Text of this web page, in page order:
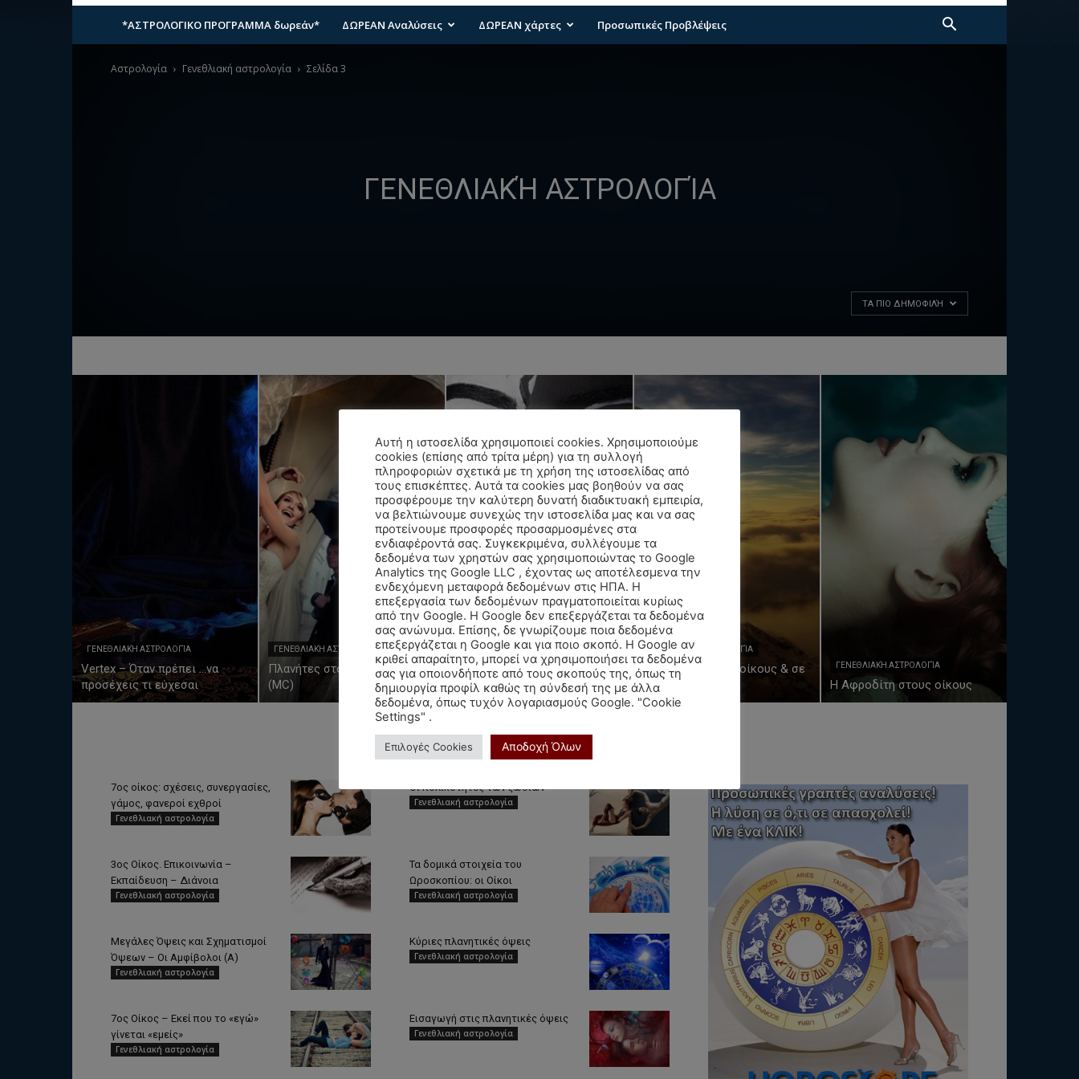
*ΑΣΤΡΟΛΟΓΙΚΟ ΠΡΟΓΡΑΜΜΑ δωρεάν* ΔΩΡΕΑΝ Αναλύσεις ΔΩΡΕΑΝ χάρτες Προσωπικές Προβλέψεις
Αστρολογία Γενεθλιακή αστρολογία Σελίδα 3
ΓΕΝΕΘΛΙΑΚΉ ΑΣΤΡΟΛΟΓΊΑ
ΤΑ ΠΙΟ ΔΗΜΟΦΙΛΉ
ΓΕΝΕΘΛΙΑΚΉ ΑΣΤΡΟΛΟΓΊΑ
Vertex – Όταν πρέπει …να
προσέχεις τι εύχεσαι
ΓΕΝΕΘΛΙΑΚΉ ΑΣΤΡΟΛΟΓΊΑ
Πλανήτες στο Μεσουράνημα
(MC)
ΓΕΝΕΘΛΙΑΚΉ ΑΣΤΡΟΛΟΓΊΑ
8ος Οίκος – Σεξ – Θάνατος –
Αναγέννηση
ΓΕΝΕΘΛΙΑΚΉ ΑΣΤΡΟΛΟΓΊΑ
Ceres στα ζώδια, οίκους & σε
όψεις
ΓΕΝΕΘΛΙΑΚΉ ΑΣΤΡΟΛΟΓΊΑ
Η Αφροδίτη στους οίκους
7ος οίκος: σχέσεις, συνεργασίες,
γάμος, φανεροί εχθροί
Γενεθλιακή αστρολογία
Οι πολικότητες των ζωδίων
Γενεθλιακή αστρολογία
3ος Οίκος. Επικοινωνία –
Εκπαίδευση – Διάνοια
Γενεθλιακή αστρολογία
Τα δομικά στοιχεία του
Ωροσκοπίου: οι Οίκοι
Γενεθλιακή αστρολογία
Μεγάλες Όψεις και Σχηματισμοί
Όψεων – Οι Αμφίβολοι (Α)
Γενεθλιακή αστρολογία
Κύριες πλανητικές όψεις
Γενεθλιακή αστρολογία
7ος Οίκος – Εκεί που το «εγώ»
γίνεται «εμείς»
Γενεθλιακή αστρολογία
Εισαγωγή στις πλανητικές όψεις
Γενεθλιακή αστρολογία
Αυτή η ιστοσελίδα χρησιμοποιεί cookies. Χρησιμοποιούμε
cookies (επίσης από τρίτα μέρη) για τη συλλογή
πληροφοριών σχετικά με τη χρήση της ιστοσελίδας από
τους επισκέπτες. Αυτά τα cookies μας βοηθούν να σας
προσφέρουμε την καλύτερη δυνατή διαδικτυακή εμπειρία,
να βελτιώνουμε συνεχώς την ιστοσελίδα μας και να σας
προτείνουμε προσφορές προσαρμοσμένες στα
ενδιαφέροντά σας. Συγκεκριμένα, συλλέγουμε τα
δεδομένα των χρηστών σας χρησιμοποιώντας το Google
Analytics της Google LLC , έχοντας ως αποτέλεσμενα την
ενδεχόμενη μεταφορά δεδομένων στις ΗΠΑ. Η
επεξεργασία των δεδομένων πραγματοποιείται κυρίως
από την Google. Η Google δεν επεξεργάζεται τα δεδομένα
σας ανώνυμα. Επίσης, δε γνωρίζουμε ποια δεδομένα
επεξεργάζεται η Google και για ποιο σκοπό. Η Google αν
κριθεί απαραίτητο, μπορεί να χρησιμοποιήσει τα δεδομένα
σας για οποιονδήποτε από τους σκοπούς της, όπως τη
δημιουργία προφίλ καθώς τη σύνδεσή της με άλλα
δεδομένα, όπως τυχόν λογαριασμούς Google. "Cookie
Settings" .
Επιλογές Cookies Αποδοχή Όλων